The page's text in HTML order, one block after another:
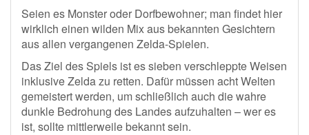
Seien es Monster oder Dorfbewohner; man findet hier
wirklich einen wilden Mix aus bekannten Gesichtern
aus allen vergangenen Zelda-Spielen.
Das Ziel des Spiels ist es sieben verschleppte Weisen
inklusive Zelda zu retten. Dafür müssen acht Welten
gemeistert werden, um schließlich auch die wahre
dunkle Bedrohung des Landes aufzuhalten – wer es
ist, sollte mittlerweile bekannt sein.